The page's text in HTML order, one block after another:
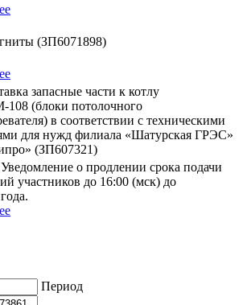
(ЗП6071898)
запасные части к котлу
(блоки потолочного
в соответствии с техническими
для нужд филиала «Шатурская ГРЭС»
(ЗП607321)
о продлении срока подачи
участников до 16:00 (мск) до
Период